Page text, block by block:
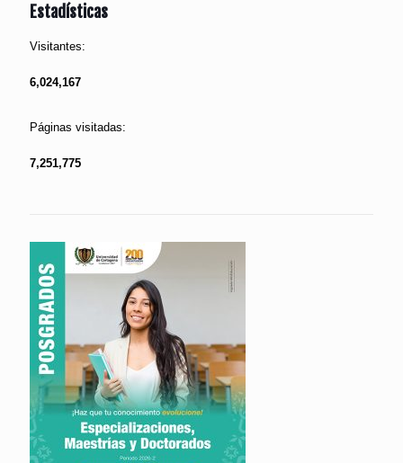
Estadísticas
Visitantes:
6,024,167
Páginas visitadas:
7,251,775